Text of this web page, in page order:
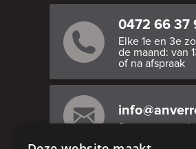
0472 66 37
Elke 1e en 3e
de maand: van
of na afspraak
Stuur ons een